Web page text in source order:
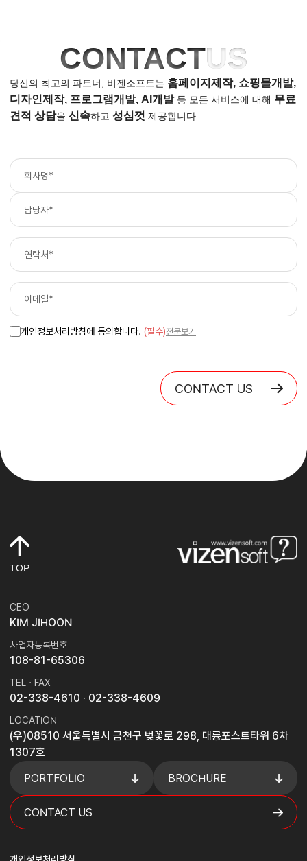
CONTACTUS
당신의 최고의 파트너, 비젠소프트는 홈페이지제작, 쇼핑몰개발,
디자인제작, 프로그램개발, AI개발등 모든 서비스에 대해 무료
견적 상담을 신속하고 성심껏 제공합니다.
개인정보처리방침에 동의합니다. (필수)전문보기
CONTACT US
TOP
CEO
KIM JIHOON
사업자등록번호
108-81-65306
TEL · FAX
02-338-4610 · 02-338-4609
LOCATION
(우)08510 서울특별시 금천구 벚꽃로 298, 대륭포스트타워 6차
1307호
PORTFOLIO
BROCHURE
CONTACT US